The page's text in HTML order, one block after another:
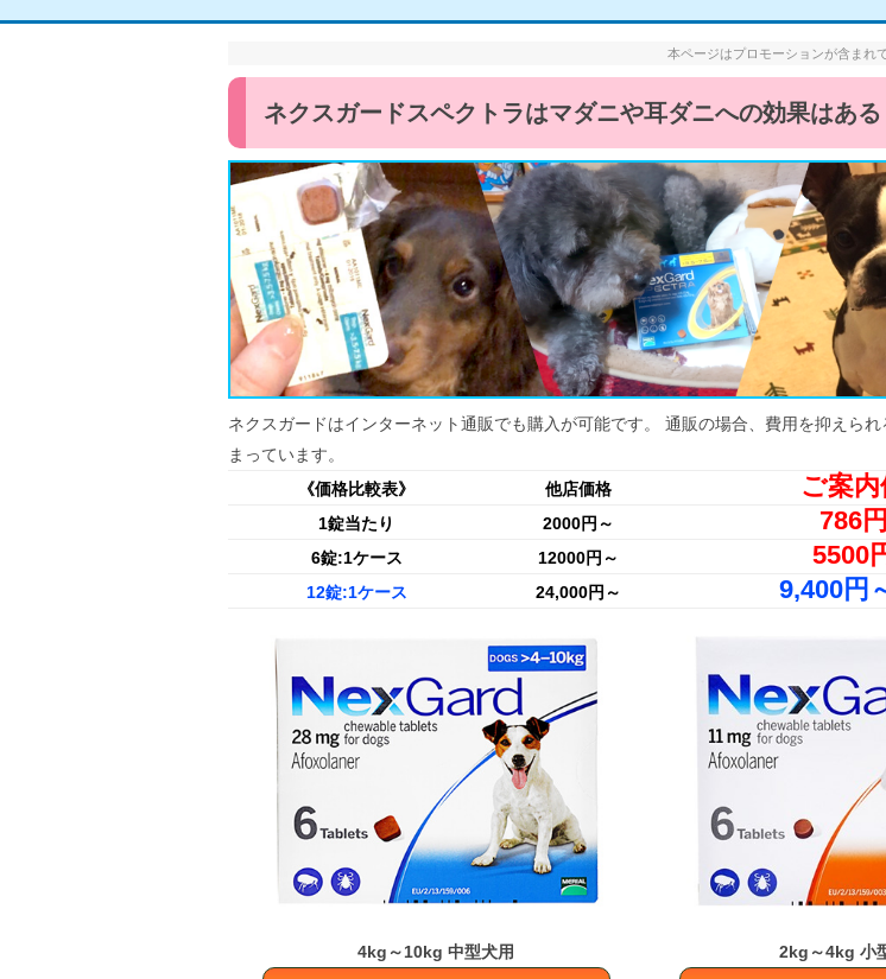
本ページはプロモーションが含まれ
ネクスガードスペクトラはマダニや耳ダニへの効果はある
ネクスガードはインターネット通販でも購入が可能です。 通販の場合、費用を抑えら
まっています。
《価格比較表》
他店価格 ご案
1錠当たり 2000円～ 786
6錠:1ケース 12000円～ 5500
12錠:1ケース 24,000円～ 9,400円
4kg～10kg 中型犬用 2kg～4kg 小